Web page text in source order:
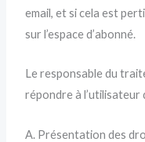
email, et si cela est
sur l’espace d’abonné.
Le responsable du
répondre à l’utilisateur
A. Présentation des